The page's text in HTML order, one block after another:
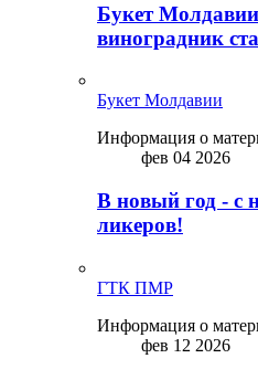
Букет
виноградник
Букет Молдавии
Информация о
фев 04 2026
В новый год - с
ликepoв!
ГТК ПМР
Информация о
фев 12 2026